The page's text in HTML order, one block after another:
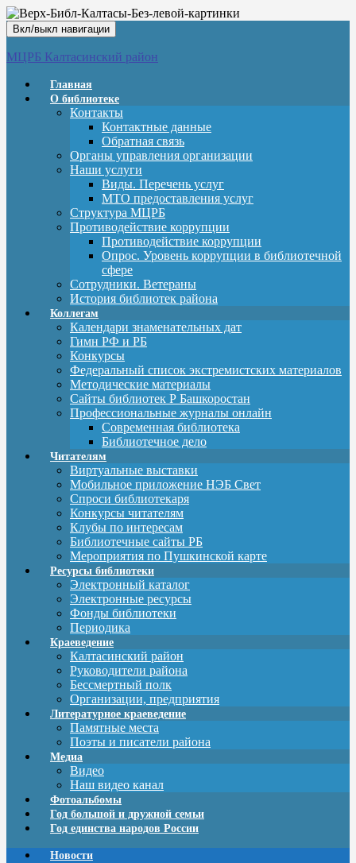
Вкл/выкл навигации
МЦРБ Калтасинский район
Главная
О библиотеке
Контакты
Контактные данные
Обратная связь
Органы управления организации
Наши услуги
Виды. Перечень услуг
МТО предоставления услуг
Структура МЦРБ
Противодействие коррупции
Противодействие коррупции
Опрос. Уровень коррупции в библиотечной
сфере
Сотрудники. Ветераны
История библиотек района
Коллегам
Календари знаменательных дат
Гимн РФ и РБ
Конкурсы
Федеральный список экстремистских материалов
Методические материалы
Сайты библиотек Р Башкоростан
Профессиональные журналы онлайн
Современная библиотека
Библиотечное дело
Читателям
Виртуальные выставки
Мобильное приложение НЭБ Свет
Спроси библиотекаря
Конкурсы читателям
Клубы по интересам
Библиотечные сайты РБ
Мероприятия по Пушкинской карте
Ресурсы библиотеки
Электронный каталог
Электронные ресурсы
Фонды библиотеки
Периодика
Краеведение
Калтасинский район
Руководители района
Бессмертный полк
Организации, предприятия
Литературное краеведение
Памятные места
Поэты и писатели района
Медиа
Видео
Наш видео канал
Фотоальбомы
Год большой и дружной семьи
Год единства народов России
Новости